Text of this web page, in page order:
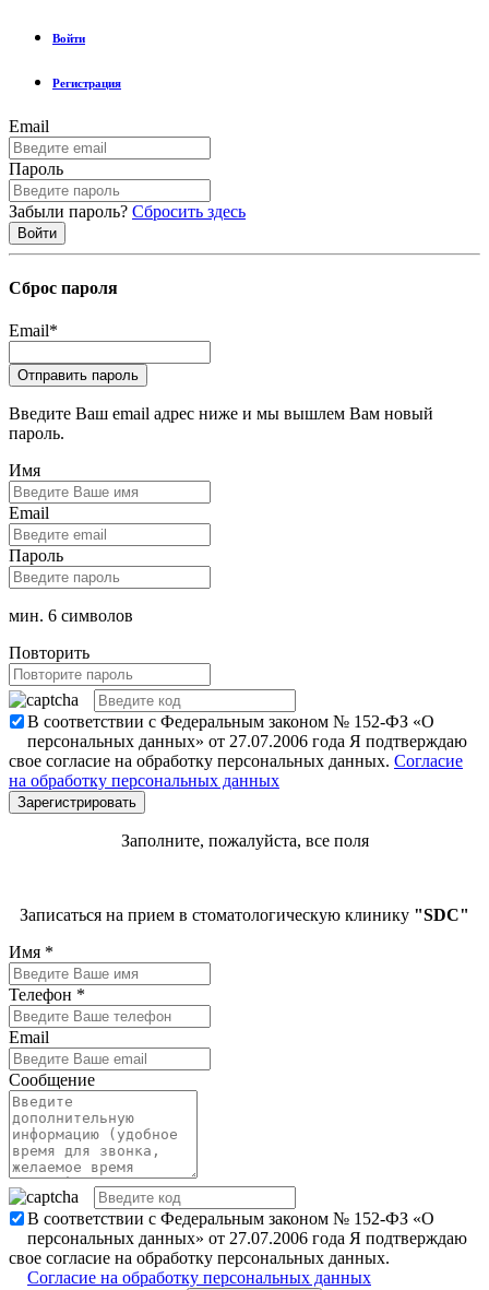
Войти
Регистрация
Email
Пароль
Забыли пароль? Сбросить здесь
Сброс пароля
Email*
Введите Ваш email адрес ниже и мы вышлем Вам новый
пароль.
Имя
Email
Пароль
мин. 6 символов
Повторить
В соответствии с Федеральным законом № 152-ФЗ «О
персональных данных» от 27.07.2006 года Я подтверждаю
свое согласие на обработку персональных данных. Согласие
на обработку персональных данных
Заполните, пожалуйста, все поля
Записаться на прием в стоматологическую клинику "SDC"
Имя *
Телефон *
Email
Сообщение
В соответствии с Федеральным законом № 152-ФЗ «О
персональных данных» от 27.07.2006 года Я подтверждаю
свое согласие на обработку персональных данных.
Согласие на обработку персональных данных